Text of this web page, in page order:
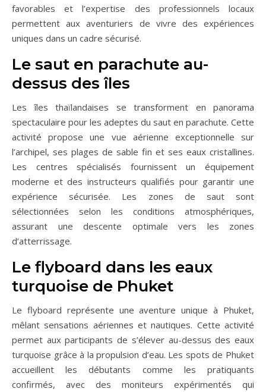
favorables et l’expertise des professionnels locaux
permettent aux aventuriers de vivre des expériences
uniques dans un cadre sécurisé.
Le saut en parachute au-
dessus des îles
Les îles thaïlandaises se transforment en panorama
spectaculaire pour les adeptes du saut en parachute. Cette
activité propose une vue aérienne exceptionnelle sur
l’archipel, ses plages de sable fin et ses eaux cristallines.
Les centres spécialisés fournissent un équipement
moderne et des instructeurs qualifiés pour garantir une
expérience sécurisée. Les zones de saut sont
sélectionnées selon les conditions atmosphériques,
assurant une descente optimale vers les zones
d’atterrissage.
Le flyboard dans les eaux
turquoise de Phuket
Le flyboard représente une aventure unique à Phuket,
mêlant sensations aériennes et nautiques. Cette activité
permet aux participants de s’élever au-dessus des eaux
turquoise grâce à la propulsion d’eau. Les spots de Phuket
accueillent les débutants comme les pratiquants
confirmés, avec des moniteurs expérimentés qui